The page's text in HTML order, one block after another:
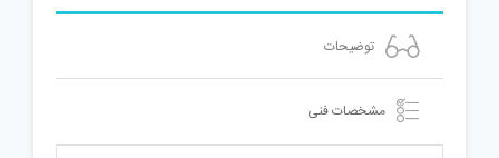
توضیحات
مشخصات فنی